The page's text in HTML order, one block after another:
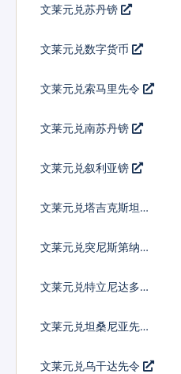
文莱元兑苏丹镑
文莱元兑数字货币
文莱元兑索马里先令
文莱元兑南苏丹镑
文莱元兑叙利亚镑
文莱元兑塔吉克斯坦索
文莱元兑突尼斯第纳尔
文莱元兑特立尼达多巴
文莱元兑坦桑尼亚先令
文莱元兑乌干达先令